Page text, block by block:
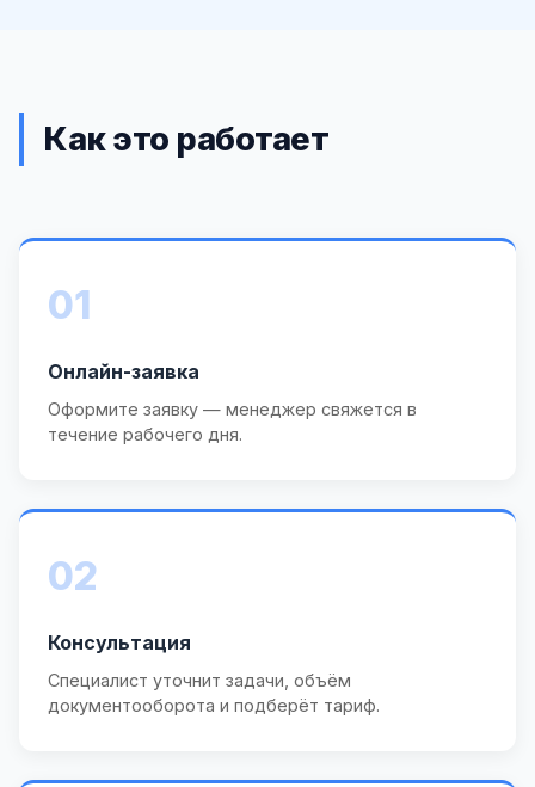
Как это работает
01
Онлайн-заявка
Оформите заявку — менеджер свяжется в
течение рабочего дня.
02
Консультация
Специалист уточнит задачи, объём
документооборота и подберёт тариф.